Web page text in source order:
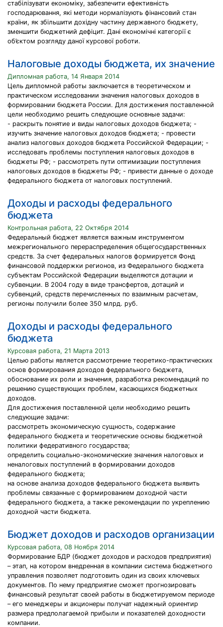
стабілізувати економіку, забезпечити ефективність
господарювання, які методи нормалізують фінансовий стан
країни, як збільшити дохідну частину державного бюджету,
зменшити бюджетний дефіцит. Дані економічні категорії є
об’єктом розгляду даної курсової роботи.
Налоговые доходы бюджета, их значение
Дипломная работа, 14 Января 2014
Цель дипломной работы заключается в теоретическом и
практическом исследовании значения налоговых доходов в
формировании бюджета России. Для достижения поставленной
цели необходимо решить следующие основные задачи:
- раскрыть понятие и виды налоговых доходов бюджета; -
изучить значение налоговых доходов бюджета; - провести
анализ налоговых доходов бюджета Российской Федерации; -
исследовать проблемы поступления налоговых доходов в
бюджеты РФ; - рассмотреть пути оптимизации поступления
налоговых доходов в бюджеты РФ; - привести данные о доходе
федерального бюджета от налоговых поступлений.
Доходы и расходы федерального
бюджета
Контрольная работа, 22 Октября 2014
Федеральный бюджет является важным инструментом
межрегионального перераспределения общегосударственных
средств. За счет федеральных налогов формируется Фонд
финансовой поддержки регионов, из Федерального бюджета
субъектам Российской Федерации выделяются дотации и
субвенции. В 2004 году в виде трансфертов, дотаций и
субвенций, средств перечисленных по взаимным расчетам,
регионы получили более 350 млрд. руб.
Доходы и расходы федерального
бюджета
Курсовая работа, 21 Марта 2013
Целью работы является рассмотрение теоретико-практических
основ формирования доходов федерального бюджета,
обоснование их роли и значения, разработка рекомендаций по
решению существующих проблем, касающихся бюджетных
доходов.
Для достижения поставленной цели необходимо решить
следующие задачи:
рассмотреть экономическую сущность, содержание
федерального бюджета и теоретические основы бюджетной
политики федеративного государства;
определить социально-экономические значения налоговых и
неналоговых поступлений в формировании доходов
федерального бюджета;
на основе анализа доходов федерального бюджета выявить
проблемы связанные с формированием доходной части
федерального бюджета, а также рекомендации по укреплению
доходной части бюджета.
Бюджет доходов и расходов организации
Курсовая работа, 08 Ноября 2014
Формирование БДР (бюджет доходов и расходов предприятия)
– этап, на котором внедренная в компании система бюджетного
управления позволяет подготовить один из своих ключевых
документов. По нему предприятие сможет прогнозировать
финансовый результат своей работы в бюджетируемом периоде
– его менеджеры и акционеры получат надежный ориентир
размера предполагаемой прибыли и показателей доходности
компании.